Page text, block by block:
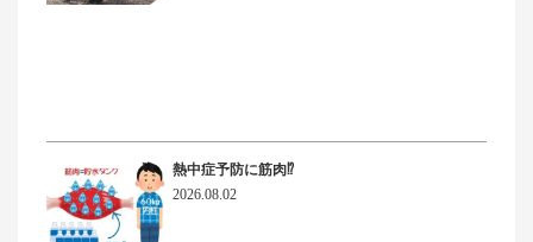
熱中症予防に筋肉⁉
2026.08.02